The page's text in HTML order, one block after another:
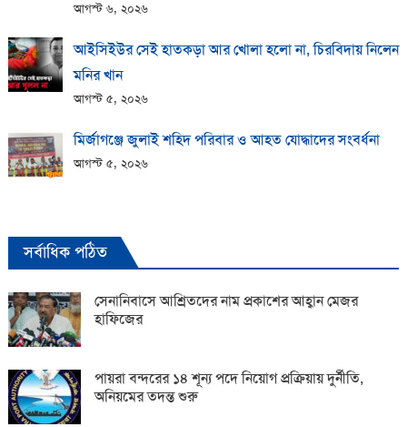
আগস্ট ৬, ২০২৬
আইসিইউর সেই হাতকড়া আর খোলা হলো না, চিরবিদায় নিলেন
মনির খান
আগস্ট ৫, ২০২৬
মির্জাগঞ্জে জুলাই শহিদ পরিবার ও আহত যোদ্ধাদের সংবর্ধনা
আগস্ট ৫, ২০২৬
সর্বাধিক পঠিত
সেনানিবাসে আশ্রিতদের নাম প্রকাশের আহ্বান মেজর
হাফিজের
পায়রা বন্দরের ১৪ শূন্য পদে নিয়োগ প্রক্রিয়ায় দুর্নীতি,
অনিয়মের তদন্ত শুরু